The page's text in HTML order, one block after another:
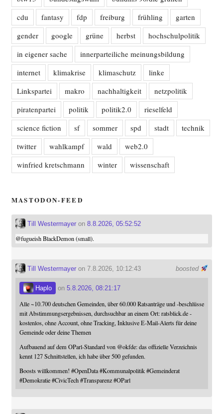
cdu
fantasy fdp freiburg frühling
garten
gender
google grüne herbst
hochschulpolitik
in eigener sache
innerparteiliche meinungsbildung
internet
klimakrise klimaschutz
linke
Linkspartei
makro nachhaltigkeit
netzpolitik
piratenpartei
politik politik2.0
rieselfeld
science fiction
sf sommer spd stadt
technik
twitter
wahlkampf wald
web2.0
winfried kretschmann
winter wissenschaft
MASTODON-FEED
Till Westermayeron 8.8.2026, 05:52:52
@fugueishBlackDemon (small).
boosted
Till Westermayeron 7.8.2026, 10:12:43
Haplo on 5.8.2026, 08:21:17
Alle ~10.700 deutschen Gemeinden, über 60.000 Ratsanträge und -beschlüsse
mit Abstimmungsergebnissen, durchsuchbar an einem Ort: ratsblick.de -
kostenlos, ohne Account, ohne Tracking, Inklusive E-Mail-Alerts für deine
Gemeinde oder deine Themen
Aufbauend auf dem OParl-Standard von @okfde: das offizielle Verzeichnis
kennt 127 Schnittstellen, ich habe über 500 gefunden.
Boosts willkommen! #OpenData #Kommunalpolitik #Gemeinderat
#Demokratie #CivicTech #Transparenz #OParl